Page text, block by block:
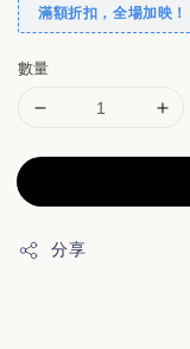
滿額折扣，全場加映！
數量
分享